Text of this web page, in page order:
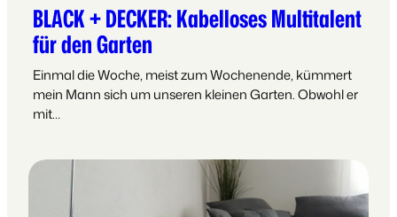
BLACK + DECKER: Kabelloses Multitalent
für den Garten
Einmal die Woche, meist zum Wochenende, kümmert
mein Mann sich um unseren kleinen Garten. Obwohl er
mit…